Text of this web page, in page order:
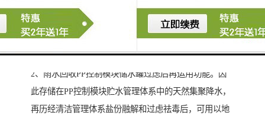
改善生态环境保护，巨大减少地表水发掘，而且还可促
使全体人员的地表水循环系统管理体系的工作压力缓
解，主要表现耐用度好雨水回收PP控制模块的优点。
2、雨水回收PP控制模块储水罐过虑后再运用功能。因
此存储在PP控制模块贮水管理体系中的天然集聚降水，
再历经清洁管理体系盐份融解和过虑祛毒后，可用以地